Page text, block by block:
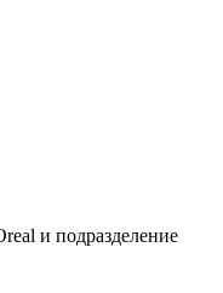
и подразделение